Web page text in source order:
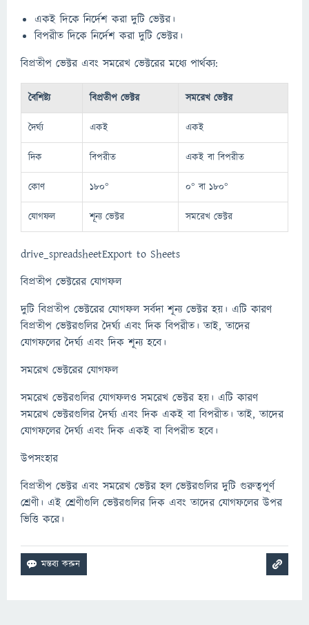
একই দিকে নির্দেশ করা দুটি ভেক্টর।
বিপরীত দিকে নির্দেশ করা দুটি ভেক্টর।
বিপ্রতীপ ভেক্টর এবং সমরেখ ভেক্টরের মধ্যে পার্থক্য:
বৈশিষ্ট্য বিপ্রতীপ ভেক্টর সমরেখ ভেক্টর
দৈর্ঘ্য একই একই
দিক বিপরীত একই বা বিপরীত
কোণ 180° 0° বা 180°
যোগফল শূন্য ভেক্টর সমরেখ ভেক্টর
drive_spreadsheetExport to Sheets
বিপ্রতীপ ভেক্টরের যোগফল
দুটি বিপ্রতীপ ভেক্টরের যোগফল সর্বদা শূন্য ভেক্টর হয়। এটি কারণ
বিপ্রতীপ ভেক্টরগুলির দৈর্ঘ্য এবং দিক বিপরীত। তাই, তাদের
যোগফলের দৈর্ঘ্য এবং দিক শূন্য হবে।
সমরেখ ভেক্টরের যোগফল
সমরেখ ভেক্টরগুলির যোগফলও সমরেখ ভেক্টর হয়। এটি কারণ
সমরেখ ভেক্টরগুলির দৈর্ঘ্য এবং দিক একই বা বিপরীত। তাই, তাদের
যোগফলের দৈর্ঘ্য এবং দিক একই বা বিপরীত হবে।
উপসংহার
বিপ্রতীপ ভেক্টর এবং সমরেখ ভেক্টর হল ভেক্টরগুলির দুটি গুরুত্বপূর্ণ
শ্রেণী। এই শ্রেণীগুলি ভেক্টরগুলির দিক এবং তাদের যোগফলের উপর
ভিত্তি করে।